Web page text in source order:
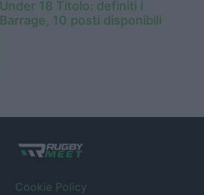
Under 18 Titolo: definiti i
Barrage, 10 posti disponibili
Cookie Policy